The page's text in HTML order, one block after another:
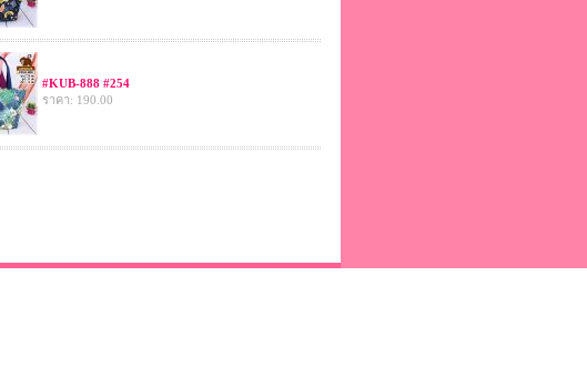
#KUB-888 #254
ราคา: 190.00